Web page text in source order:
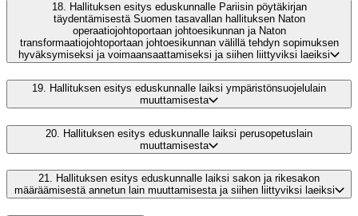
18. Hallituksen esitys eduskunnalle Pariisin pöytäkirjan
täydentämisestä Suomen tasavallan hallituksen Naton
operaatiojohtoportaan johtoesikunnan ja Naton
transformaatiojohtoportaan johtoesikunnan välillä tehdyn sopimuksen
hyväksymiseksi ja voimaansaattamiseksi ja siihen liittyviksi laeiksi
19.
Hallituksen esitys eduskunnalle laiksi ympäristönsuojelulain
muuttamisesta
20. Hallituksen esitys eduskunnalle laiksi perusopetuslain
muuttamisesta
21. Hallituksen esitys eduskunnalle laiksi sakon ja rikesakon
määräämisestä annetun lain muuttamisesta ja siihen liittyviksi laeiksi